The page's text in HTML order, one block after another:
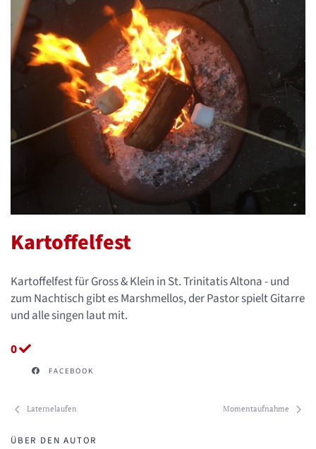
Kartoffelfest
Kartoffelfest für Gross & Klein in St. Trinitatis Altona - und
zum Nachtisch gibt es Marshmellos, der Pastor spielt Gitarre
und alle singen laut mit.
0
FACEBOOK
Laternelaufen Momentaufnahme
ÜBER DEN AUTOR